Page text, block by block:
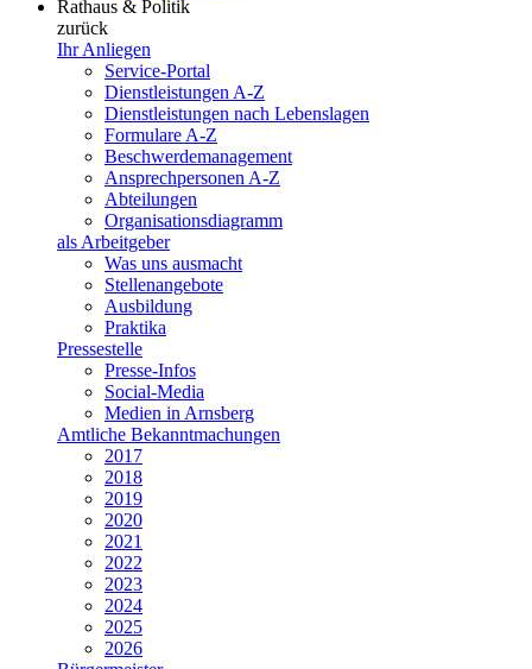
Rathaus & Politik
zurück
Ihr Anliegen
Service-Portal
Dienstleistungen A-Z
Dienstleistungen nach Lebenslagen
Formulare A-Z
Beschwerdemanagement
Ansprechpersonen A-Z
Abteilungen
Organisationsdiagramm
als Arbeitgeber
Was uns ausmacht
Stellenangebote
Ausbildung
Praktika
Pressestelle
Presse-Infos
Social-Media
Medien in Arnsberg
Amtliche Bekanntmachungen
2017
2018
2019
2020
2021
2022
2023
2024
2025
2026